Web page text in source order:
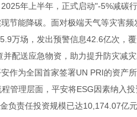
年上半年，正式启动"-5%减碳
节能降碳。面对极端天气等灾害
万场，发出预警信息42.6亿次，
配送应急物资，助力提升防灾减灾
作为全国首家签署UN PRI的资产
管理层面，平安将ESG因素纳入
负责任投资规模已达10,174.07亿